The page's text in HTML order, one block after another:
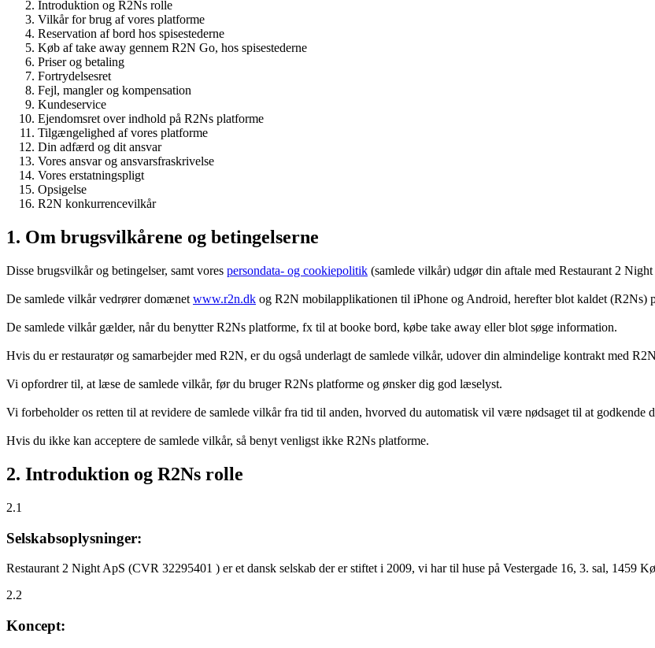
Introduktion og R2Ns rolle
Vilkår for brug af vores platforme
Reservation af bord hos spisestederne
Køb af take away gennem R2N Go, hos spisestederne
Priser og betaling
Fortrydelsesret
Fejl, mangler og kompensation
Kundeservice
Ejendomsret over indhold på R2Ns platforme
Tilgængelighed af vores platforme
Din adfærd og dit ansvar
Vores ansvar og ansvarsfraskrivelse
Vores erstatningspligt
Opsigelse
R2N konkurrencevilkår
1. Om brugsvilkårene og betingelserne
Disse brugsvilkår og betingelser, samt vores persondata- og cookiepolitik (samlede vilkår) udgør din aftale med Restaurant 2
De samlede vilkår vedrører domænet www.r2n.dk og R2N mobilapplikationen til iPhone og Android, herefter blot kaldet (R2Ns)
De samlede vilkår gælder, når du benytter R2Ns platforme, fx til at booke bord, købe take away eller blot søge information.
Hvis du er restauratør og samarbejder med R2N, er du også underlagt de samlede vilkår, udover din almindelige kontrakt med
Vi opfordrer til, at læse de samlede vilkår, før du bruger R2Ns platforme og ønsker dig god læselyst.
Vi forbeholder os retten til at revidere de samlede vilkår fra tid til anden, hvorved du automatisk vil være nødsaget til at godkende
Hvis du ikke kan acceptere de samlede vilkår, så benyt venligst ikke R2Ns platforme.
2. Introduktion og R2Ns rolle
2.1
Selskabsoplysninger:
Restaurant 2 Night ApS (CVR 32295401 ) er et dansk selskab der er stiftet i 2009, vi har til huse på Vestergade 16, 3. sal, 1459
2.2
Koncept: